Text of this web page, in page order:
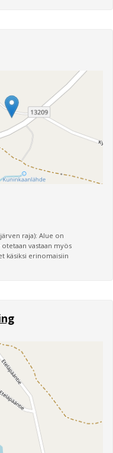
raja): Alue on
vastaan myös
käsiksi erinomaisiin